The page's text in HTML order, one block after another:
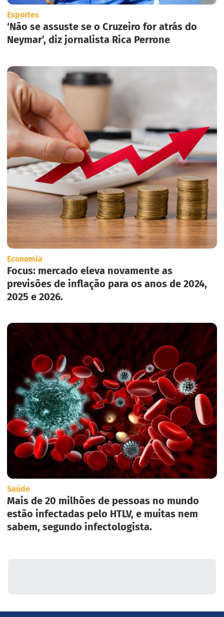
Esportes
‘Não se assuste se o Cruzeiro for atrás do
Neymar’, diz jornalista Rica Perrone
Economia
Focus: mercado eleva novamente as
previsões de inflação para os anos de 2024,
2025 e 2026.
Saúde
Mais de 20 milhões de pessoas no mundo
estão infectadas pelo HTLV, e muitas nem
sabem, segundo infectologista.